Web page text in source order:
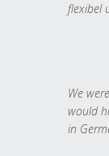
flexibel
We
would
in